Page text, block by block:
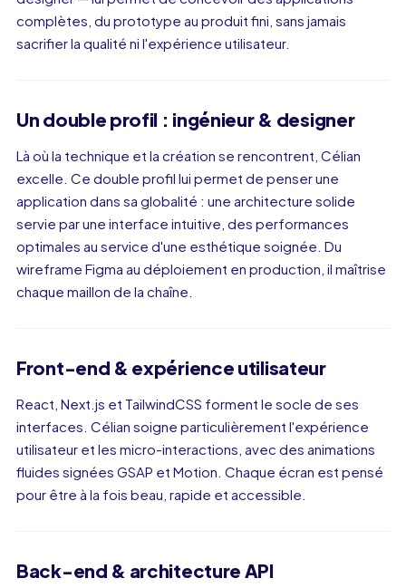
complètes, du prototype au produit fini, sans jamais
sacrifier la qualité ni l'expérience utilisateur.
Un double profil : ingénieur & designer
Là où la technique et la création se rencontrent, Célian
excelle. Ce double profil lui permet de penser une
application dans sa globalité : une architecture solide
servie par une interface intuitive, des performances
optimales au service d'une esthétique soignée. Du
wireframe Figma au déploiement en production, il maîtrise
chaque maillon de la chaîne.
Front-end & expérience utilisateur
React, Next.js et TailwindCSS forment le socle de ses
interfaces. Célian soigne particulièrement l'expérience
utilisateur et les micro-interactions, avec des animations
fluides signées GSAP et Motion. Chaque écran est pensé
pour être à la fois beau, rapide et accessible.
Back-end & architecture API